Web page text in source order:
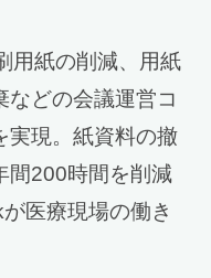
用紙の削減、用紙
などの会議運営コ
実現。紙資料の撤
間200時間を削減
医療現場の働き